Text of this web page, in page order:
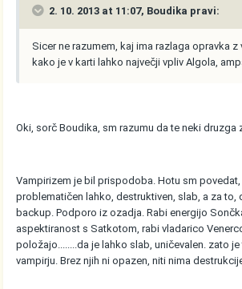
2. 10. 2013 at 11:07, Boudika pravi:
Sicer ne razumem, kaj ima razlaga opravka
kako je v karti lahko največji vpliv Algola,
Oki, sorč Boudika, sm razumu da te neki druzga
Vampirizem je bil prispodoba. Hotu sm
problematičen lahko, destruktiven, slab, a za to,
backup. Podporo iz ozadja. Rabi energijo
aspektiranost s Satkotom, rabi vladarico
položajo........da je lahko slab, uničevalen. zato
vampirju. Brez njih ni opazen, niti nima